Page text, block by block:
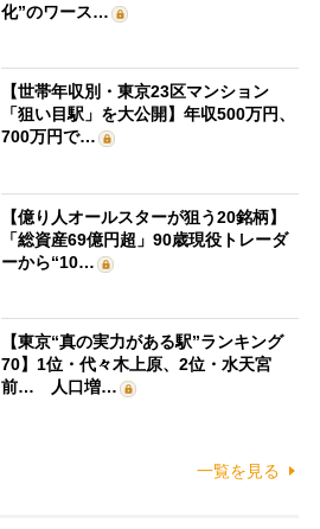
化”のワース…
【世帯年収別・東京23区マンション
「狙い目駅」を大公開】年収500万円、
700万円で…
【億り人オールスターが狙う20銘柄】
「総資産69億円超」90歳現役トレーダ
ーから“10…
【東京“真の実力がある駅”ランキング
70】1位・代々木上原、2位・水天宮
前… 人口増…
一覧を見る